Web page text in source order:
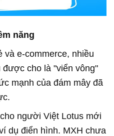
năng
e-commerce, nhiều
cho là "viển vông"
mạnh của đám mây đã
người Việt Lotus mới
dụ điển hình. MXH chưa